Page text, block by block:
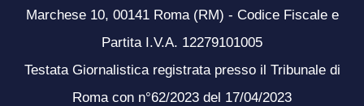
Marchese 10, 00141 Roma (RM) - Codice Fiscale e
Partita I.V.A. 12279101005
Testata Giornalistica registrata presso il Tribunale di
Roma con n°62/2023 del 17/04/2023